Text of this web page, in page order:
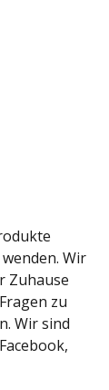
Wir
Zuhause
zu
Wir sind